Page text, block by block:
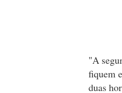
"A
fiquem
duas